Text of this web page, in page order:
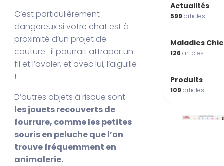
C’est particulièrement
dangereux si votre chat est à
proximité d’un projet de
couture : il pourrait attraper un
fil et l’avaler, et avec lui, l’aiguille
!
D’autres objets à risque sont
les jouets recouverts de
fourrure, comme les petites
souris en peluche que l’on
trouve fréquemment en
animalerie.
Actualités
599articles
Maladies
126articles
Produits
109articles